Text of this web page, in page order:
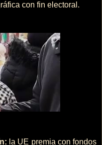
con fin electoral.
la UE premia con fondos